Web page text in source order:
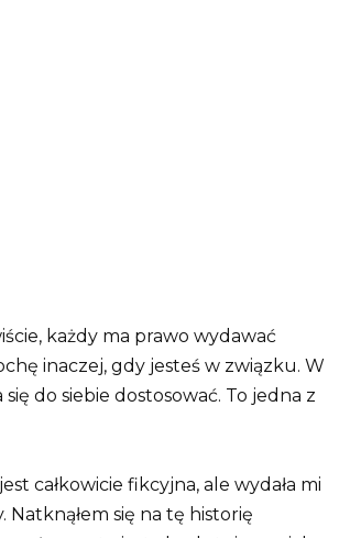
każdy ma prawo wydawać
inaczej, gdy jesteś w związku. W
do siebie dostosować. To jedna z
całkowicie fikcyjna, ale wydała mi
się na tę historię